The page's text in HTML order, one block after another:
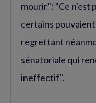
mourir": "Ce n'est
certains
regrettant
sénatoriale qui
ineffectif".